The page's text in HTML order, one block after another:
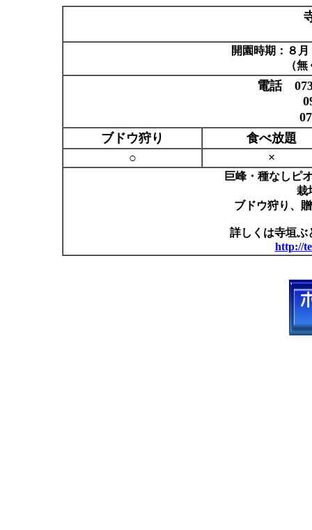
開園時期：８
（
電話
0737-
ブドウ狩り
食べ放題
○
×
巨峰・種なしピ
栽
ブドウ狩り、
詳しくは寺垣ぶ
http://